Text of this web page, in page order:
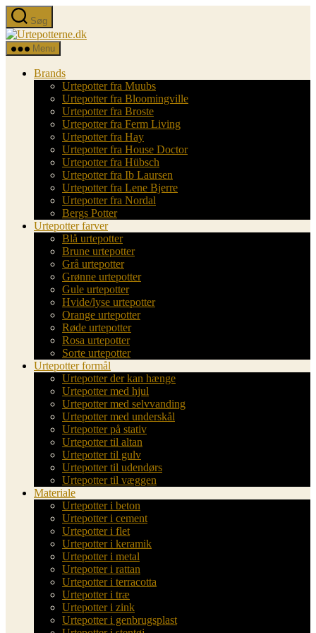
Spring
til
indholdet
Søg
Urtepotterne.dk
Menu
Brands
Urtepotter fra Muubs
Urtepotter fra Bloomingville
Urtepotter fra Broste
Urtepotter fra Ferm Living
Urtepotter fra Hay
Urtepotter fra House Doctor
Urtepotter fra Hübsch
Urtepotter fra Ib Laursen
Urtepotter fra Lene Bjerre
Urtepotter fra Nordal
Bergs Potter
Urtepotter farver
Blå urtepotter
Brune urtepotter
Grå urtepotter
Grønne urtepotter
Gule urtepotter
Hvide/lyse urtepotter
Orange urtepotter
Røde urtepotter
Rosa urtepotter
Sorte urtepotter
Urtepotter formål
Urtepotter der kan hænge
Urtepotter med hjul
Urtepotter med selvvanding
Urtepotter med underskål
Urtepotter på stativ
Urtepotter til altan
Urtepotter til gulv
Urtepotter til udendørs
Urtepotter til væggen
Materiale
Urtepotter i beton
Urtepotter i cement
Urtepotter i flet
Urtepotter i keramik
Urtepotter i metal
Urtepotter i rattan
Urtepotter i terracotta
Urtepotter i træ
Urtepotter i zink
Urtepotter i genbrugsplast